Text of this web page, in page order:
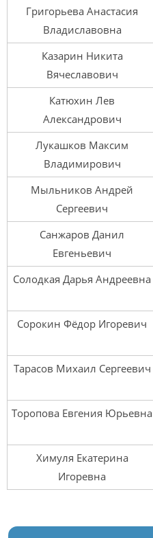
Григорьева Анастасия
Владиславовна
Казарин Никита
Вячеславович
Катюхин Лев
Александрович
Лукашков Максим
Владимирович
Мыльников Андрей
Сергеевич
Санжаров Данил
Евгеньевич
Солодкая Дарья Андреевна
Сорокин Фёдор Игоревич
Тарасов Михаил Сергеевич
Торопова Евгения Юрьевна
Химуля Екатерина
Игоревна